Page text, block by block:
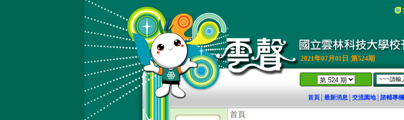
2021年07月01日 第524期
首頁│ 最新消息 交流園地│ 諮輔專欄